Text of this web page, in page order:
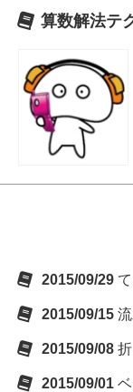
算数解法テ
2015/09/29
2015/09/15
2015/09/08
2015/09/01